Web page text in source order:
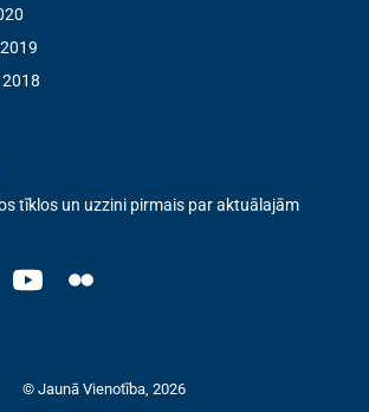
tīklos un uzzini pirmais par aktuālajām
© Jaunā Vienotība, 2026